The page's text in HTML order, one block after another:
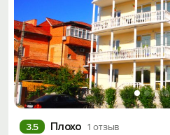
Плохо 1 отзыв
3.5